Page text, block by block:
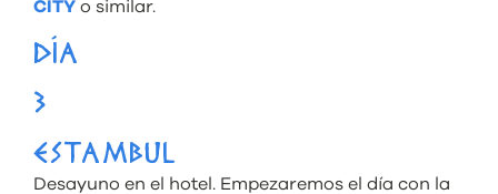
CITY o similar.
DÍA
3
ESTAMBUL
Desayuno en el hotel. Empezaremos el día con la